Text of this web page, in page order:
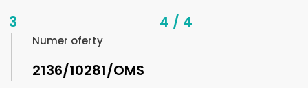
3 4 / 4
Numer oferty
2136/10281/OMS